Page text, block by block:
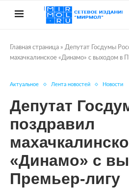
Главная страница » Депутат Госдумы
махачкалинское «Динамо» с выходом в
Актуальное Лента новостей Новости
Депутат
поздравил
«Динамо» с
Премьер-лигу